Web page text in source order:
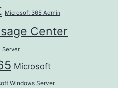
Microsoft 365 Admin
Center
Server
Microsoft
Windows Server